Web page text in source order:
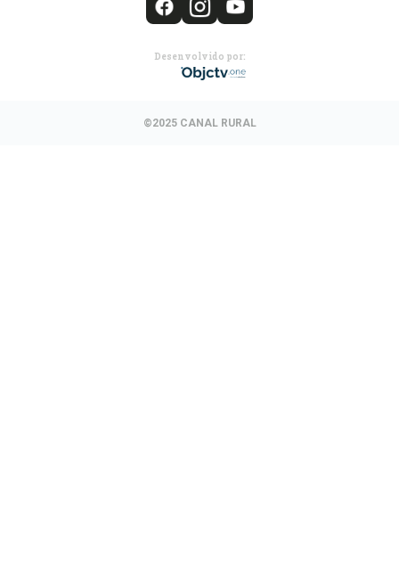
Desenvolvido por:
©2025 CANAL RURAL